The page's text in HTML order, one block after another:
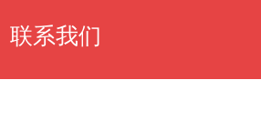
联系我们